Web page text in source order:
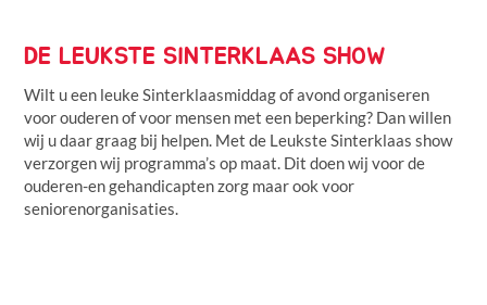
DE LEUKSTE SINTERKLAAS SHOW
Wilt u een leuke Sinterklaasmiddag of avond organiseren
voor ouderen of voor mensen met een beperking? Dan willen
wij u daar graag bij helpen. Met de Leukste Sinterklaas show
verzorgen wij programma’s op maat. Dit doen wij voor de
ouderen-en gehandicapten zorg maar ook voor
seniorenorganisaties.